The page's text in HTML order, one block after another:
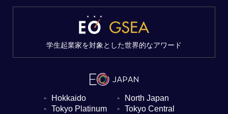
▼ Hokkaido ▼ North Japan
▼ Tokyo Platinum ▼ Tokyo Central
学生起業家を対象とした世界的なアワード